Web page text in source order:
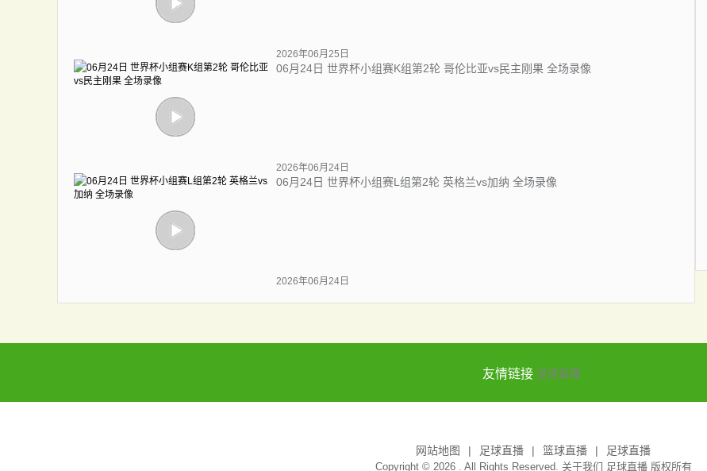
2026年06月25日
06月24日 世界杯小组赛K组第2轮 哥伦比亚vs民主刚果 全场录像
2026年06月24日
06月24日 世界杯小组赛L组第2轮 英格兰vs加纳 全场录像
2026年06月24日
友情链接 足球直播
网站地图 足球直播 篮球直播 足球直播
Copyright © 2026 . All Rights Reserved. 关于我们 足球直播版权所有